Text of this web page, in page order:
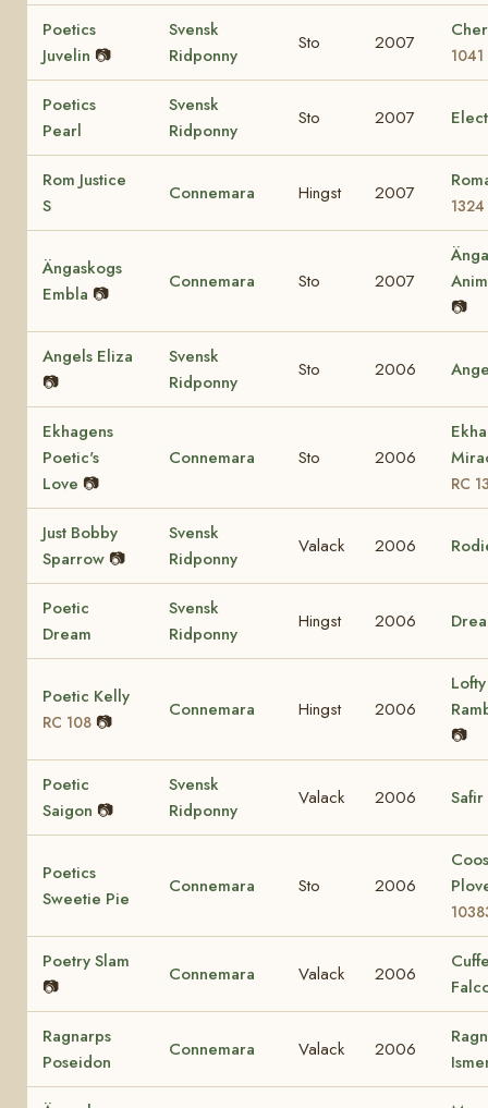
Poetics
Juvelin 📷
Svensk
Ridponny
Sto 2007
1041
Poetics
Pearl
Svensk
Ridponny
Sto 2007
Rom Justice
S
Connemara Hingst 2007
1324
Ängaskogs
Embla 📷
Connemara Sto 2007
📷
Angels Eliza
📷
Svensk
Ridponny
Sto 2006
Ekhagens
Poetic's
Love 📷
Connemara Sto 2006
RC
Just Bobby
Sparrow 📷
Svensk
Ridponny
Valack 2006
Poetic
Dream
Svensk
Ridponny
Hingst 2006
Poetic Kelly
RC 108 📷
Connemara Hingst 2006
📷
Poetic
Saigon 📷
Svensk
Ridponny
Valack 2006 Safir
Poetics
Sweetie Pie
Connemara Sto 2006
Poetry Slam
📷
Connemara Valack 2006
Ragnarps
Poseidon
Connemara Valack 2006